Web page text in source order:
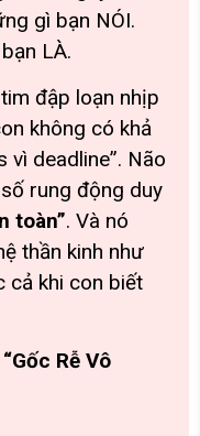
gì bạn NÓI.
LÀ.
đập loạn nhịp
không có khả
vì deadline”. Não
rung động duy
toàn”. Và nó
thần kinh như
cả khi con biết
“Gốc Rễ Vô